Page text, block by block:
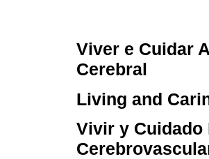
Viver e Cuidar
Cerebral
Living and
Vivir y Cuidado